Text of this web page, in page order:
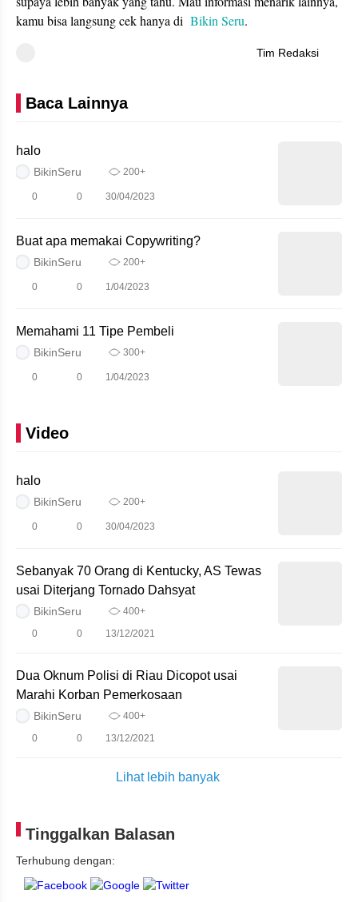
kamu bisa langsung cek hanya di Bikin Seru.
Tim Redaksi
Baca Lainnya
halo
BikinSeru 200+
0 0 30/04/2023
Buat apa memakai Copywriting?
BikinSeru 200+
0 0 1/04/2023
Memahami 11 Tipe Pembeli
BikinSeru 300+
0 0 1/04/2023
Video
halo
BikinSeru 200+
0 0 30/04/2023
Sebanyak 70 Orang di Kentucky, AS Tewas
usai Diterjang Tornado Dahsyat
BikinSeru
400+
0
0 13/12/2021
Dua Oknum Polisi di Riau Dicopot usai
Marahi Korban Pemerkosaan
BikinSeru
400+
0
0 13/12/2021
Lihat lebih banyak
Tinggalkan Balasan
Terhubung dengan: